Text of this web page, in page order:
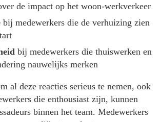
de impact op het woon-werkverkeer
bij medewerkers die de verhuizing zien
bij medewerkers die thuiswerken en
nauwelijks merken
al deze reacties serieus te nemen, ook
die enthousiast zijn, kunnen
binnen het team. Medewerkers